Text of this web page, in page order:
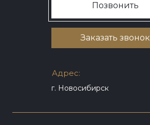
г. Новосибирск
Адрес:
Заказать звонок
Позвонить